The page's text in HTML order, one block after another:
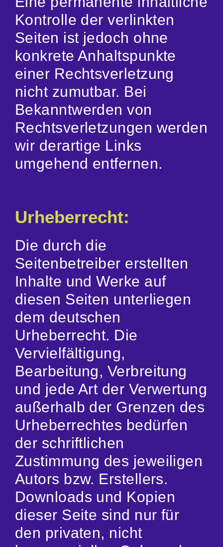
Kontrolle der verlinkten
Seiten ist jedoch ohne
konkrete Anhaltspunkte
einer Rechtsverletzung
nicht zumutbar. Bei
Bekanntwerden von
Rechtsverletzungen werden
wir derartige Links
umgehend entfernen.
Urheberrecht:
Die durch die
Seitenbetreiber erstellten
Inhalte und Werke auf
diesen Seiten unterliegen
dem deutschen
Urheberrecht. Die
Vervielfältigung,
Bearbeitung, Verbreitung
und jede Art der Verwertung
außerhalb der Grenzen des
Urheberrechtes bedürfen
der schriftlichen
Zustimmung des jeweiligen
Autors bzw. Erstellers.
Downloads und Kopien
dieser Seite sind nur für
den privaten, nicht